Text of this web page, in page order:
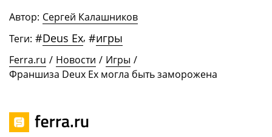
Автор: Сергей Калашников
Теги: #Deus Ex, #игры
Ferra.ru / Новости / Игры /
Франшиза Deux Ex могла быть заморожена